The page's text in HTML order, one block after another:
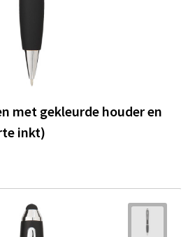
met gekleurde houder en
inkt)